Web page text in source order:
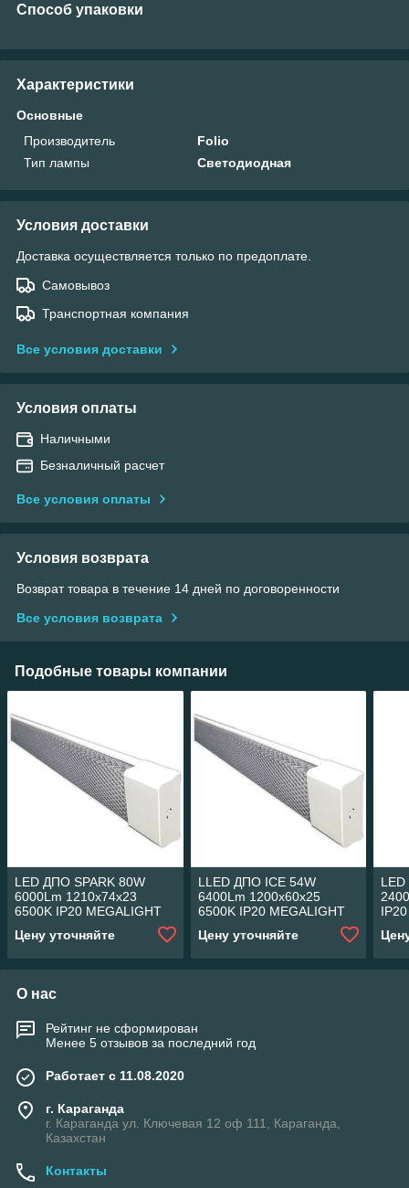
Способ упаковки
Характеристики
Основные
Производитель
Folio
Тип лампы
Светодиодная
Условия доставки
Доставка осуществляется только по предоплате.
Самовывоз
Транспортная компания
Все условия доставки
Условия оплаты
Наличными
Безналичный расчет
Все условия оплаты
Условия возврата
Возврат товара в течение 14 дней по договоренности
Все условия возврата
Подобные товары компании
LED ДПО SPARK 80W
6000Lm 1210x74x23
6500K IP20 MEGALIGHT
Цену уточняйте
LLED ДПО ICE 54W
6400Lm 1200x60x25
6500K IP20 MEGALIGHT
Цену уточняйте
О нас
Рейтинг не сформирован
Менее 5 отзывов за последний год
Работает с 11.08.2020
г. Караганда
г. Караганда ул. Ключевая 12 оф 111, Караганда,
Казахстан
Контакты